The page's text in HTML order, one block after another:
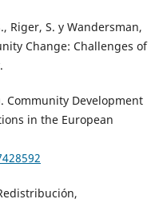
Riger, S. y Wandersman,
Change: Challenges of
Community Development
in the European